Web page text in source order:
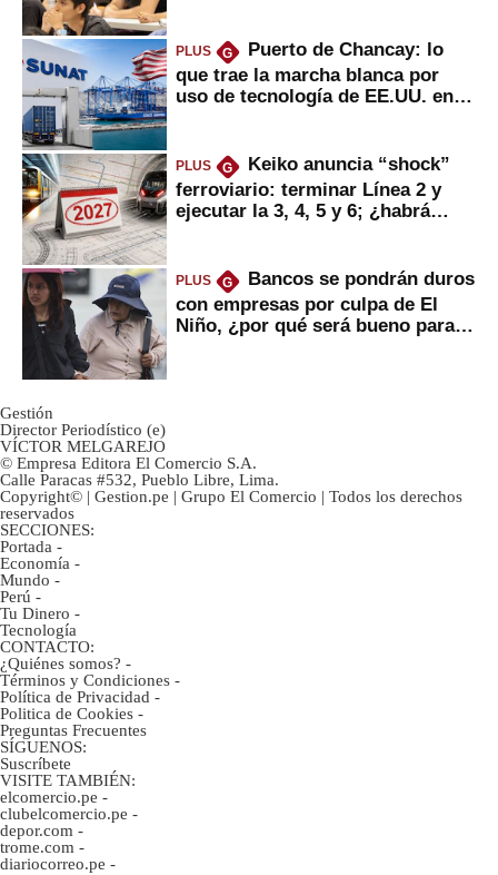
PLUS G
Puerto de Chancay: lo
que trae la marcha blanca por
uso de tecnología de EE.UU. en
PLUS G
Keiko anuncia “shock”
ferroviario: terminar Línea 2 y
ejecutar la 3, 4, 5 y 6; ¿habrá
PLUS G
Bancos se pondrán duros
con empresas por culpa de El
Niño, ¿por qué será bueno para
Gestión
Director Periodístico (e)
VÍCTOR MELGAREJO
© Empresa Editora El Comercio S.A.
Calle Paracas #532, Pueblo Libre, Lima.
Copyright© | Gestion.pe | Grupo El Comercio | Todos los derechos
reservados
SECCIONES:
Portada -
Economía -
Mundo -
Perú -
Tu Dinero -
Tecnología
CONTACTO:
¿Quiénes somos? -
Términos y Condiciones -
Política de Privacidad -
Politica de Cookies -
Preguntas Frecuentes
SÍGUENOS:
Suscríbete
VISITE TAMBIÉN:
elcomercio.pe -
clubelcomercio.pe -
depor.com -
trome.com -
diariocorreo.pe -